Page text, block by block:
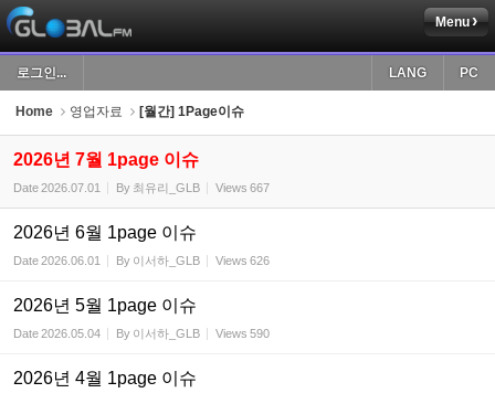
Menu
로그인... PC
LANG
Home 영업자료 [월간] 1Page이슈
2026년 7월 1page 이슈
Date2026.07.01 By 최유리_GLB Views 667
2026년 6월 1page 이슈
Date2026.06.01 By 이서하_GLB Views 626
2026년 5월 1page 이슈
Date2026.05.04 By 이서하_GLB Views 590
2026년 4월 1page 이슈
Sketchbook5, 스케치북5
Sketchbook5, 스케치북5